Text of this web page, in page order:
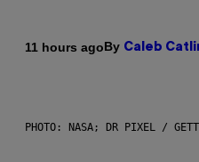
11 hours agoBy Caleb
PHOTO: NASA; DR PIXEL /